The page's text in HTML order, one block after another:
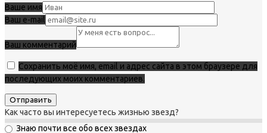
Ваше имя
Ваш e-mail
Ваш комментарий
Сохранить моё имя, email и адрес сайта в этом браузере для
последующих моих комментариев.
Как часто вы интересуетесь жизнью звезд?
Знаю почти все обо всех звездах